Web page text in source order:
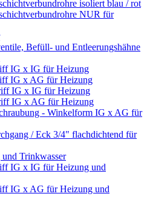
isoliert blau / rot
NUR für
Befüll- und Entleerungshähne
IG x IG für Heizung
IG x AG für Heizung
IG x IG für Heizung
IG x AG für Heizung
- Winkelform IG x AG für
/ Eck 3/4" flachdichtend für
Trinkwasser
IG x IG für Heizung und
IG x AG für Heizung und